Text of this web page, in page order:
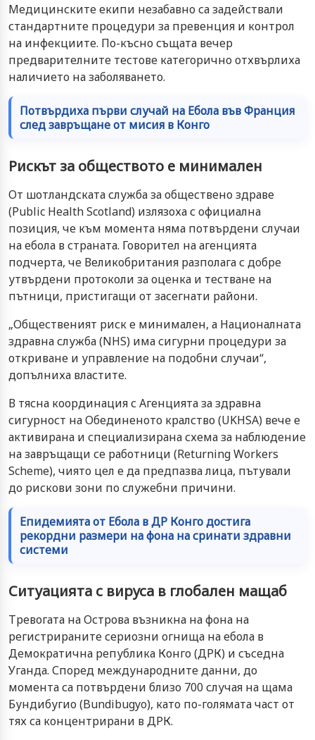
Медицинските екипи незабавно са задействали
стандартните процедури за превенция и контрол
на инфекциите. По-късно същата вечер
предварителните тестове категорично отхвърлиха
наличието на заболяването.
Потвърдиха първи случай на Ебола във Франция
след завръщане от мисия в Конго
Рискът за обществото е минимален
От шотландската служба за обществено здраве
(Public Health Scotland) излязоха с официална
позиция, че към момента няма потвърдени случаи
на ебола в страната. Говорител на агенцията
подчерта, че Великобритания разполага с добре
утвърдени протоколи за оценка и тестване на
пътници, пристигащи от засегнати райони.
„Общественият риск е минимален, а Националната
здравна служба (NHS) има сигурни процедури за
откриване и управление на подобни случаи“,
допълниха властите.
В тясна координация с Агенцията за здравна
сигурност на Обединеното кралство (UKHSA) вече е
активирана и специализирана схема за наблюдение
на завръщащи се работници (Returning Workers
Scheme), чиято цел е да предпазва лица, пътували
до рискови зони по служебни причини.
Епидемията от Ебола в ДР Конго достига
рекордни размери на фона на сринати здравни
системи
Ситуацията с вируса в глобален мащаб
Тревогата на Острова възникна на фона на
регистрираните сериозни огнища на ебола в
Демократична република Конго (ДРК) и съседна
Уганда. Според международните данни, до
момента са потвърдени близо 700 случая на щама
Бундибугио (Bundibugyo), като по-голямата част от
тях са концентрирани в ДРК.